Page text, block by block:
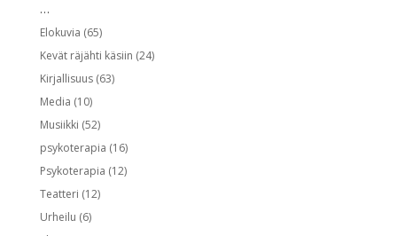
…
Elokuvia (65)
Kevät räjähti käsiin (24)
Kirjallisuus(63)
Media (10)
Musiikki (52)
psykoterapia (16)
Psykoterapia (12)
Teatteri (12)
Urheilu (6)